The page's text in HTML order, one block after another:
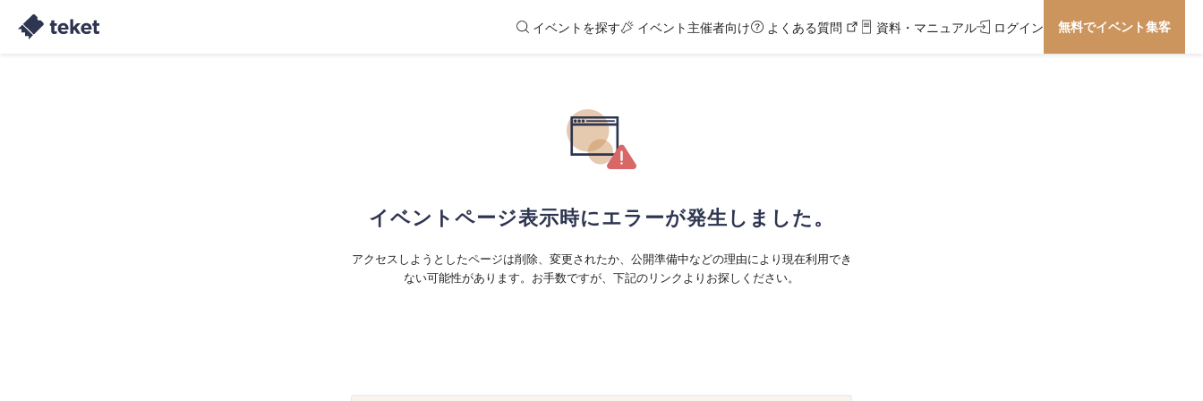
イベントを探す イベント主催者向け よくある質問 資料・マニュアル ログイン 無料でイベント集客
イベントページ表示時にエラーが発生しました。
アクセスしようとしたページは削除、変更されたか、公開準備中などの理由により現在利用でき
ない可能性があります。お手数ですが、下記のリンクよりお探しください。